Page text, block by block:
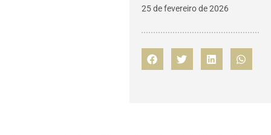
25 de fevereiro de 2026